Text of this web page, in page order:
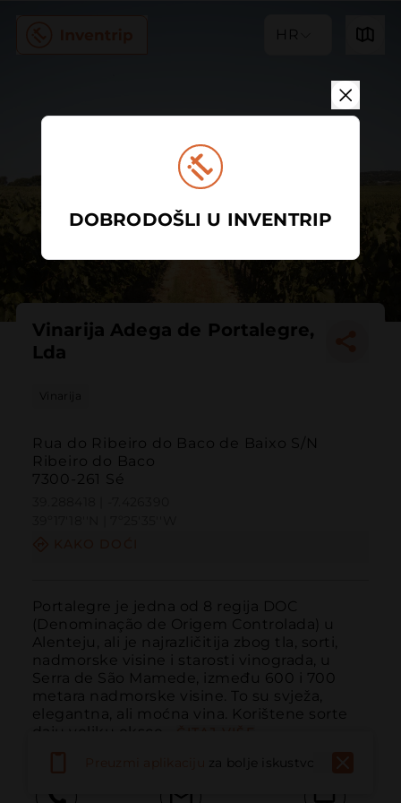
HR
Vinarija Adega de Portalegre,
Lda
Vinarija
Rua do Ribeiro do Baco de Baixo S/N
Ribeiro do Baco
7300-261 Sé
Portalegre je jedna od 8 regija DOC
(Denominação de Origem Controlada) u
Alenteju, ali je najrazličitija zbog tla, sorti,
nadmorske visine i starosti vinograda, u
Serra de São Mamede, između 600 i 700
metara nadmorske visine. To su svježa,
elegantna, ali moćna vina. Korištene sorte
daju veliku eksce...
za bolje iskustvo
DOBRODOŠLI U INVENTRIP